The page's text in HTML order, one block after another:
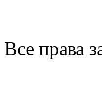
Все права